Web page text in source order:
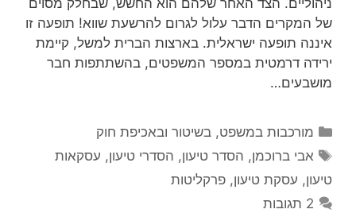
של המקרים הדבר עלול לגרום להרשעת שווא! תופעה זו
איננה תופעה ישראלית. בארצות הברית למשל, קיימת
ירידה דרמטית במספר המשפטים, בהשתתפות חבר
מושבעים…
קטגוריות
מורכבות במשפט, בשיטור ובאכיפת חוק
תגיות
אבי ברוכמן, הסדר טיעון, הסדרי טיעון, עסקאות
טיעון, עסקת טיעון, פרקליטות
2 תגובות